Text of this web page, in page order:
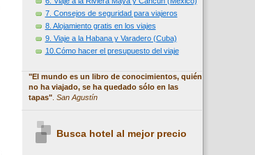
7. Consejos de seguridad para viajeros
8. Alojamiento gratis en los viajes
9. Viaje a la Habana y Varadero (Cuba)
10.Cómo hacer el presupuesto del viaje
"El mundo es un libro de conocimientos, quién
no ha viajado, se ha quedado sólo en las
tapas". San Agustín
Busca hotel al mejor precio